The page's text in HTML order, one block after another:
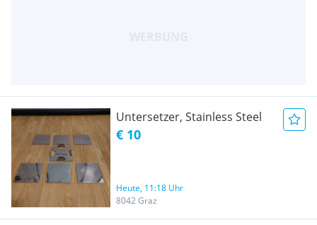
Untersetzer, Stainless Steel
€ 10
Heute, 11:18 Uhr
8042 Graz